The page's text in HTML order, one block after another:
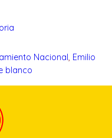
Nacional, Emilio
blanco